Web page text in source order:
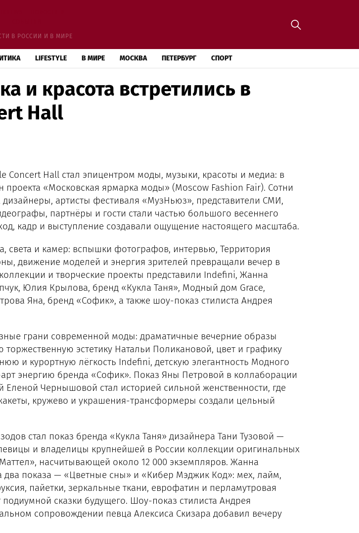
В РОССИИ И В МИРЕ
LIFESTYLE В МИРЕ МОСКВА ПЕТЕРБУРГ СПОРТ
и красота встретились в
Hall
Concert Hall стал эпицентром моды, музыки, красоты и медиа: в
проекта «Московская ярмарка моды» (Moscow Fashion Fair). Сотни
дизайнеры, артисты фестиваля «МузНьюз», представители СМИ,
партнёры и гости стали частью большого весеннего
кадр и выступление создавали ощущение настоящего масштаба.
света и камер: вспышки фотографов, интервью, Территория
движение моделей и энергия зрителей превращали вечер в
и творческие проекты представили Indefini, Жанна
Юлия Крылова, бренд «Кукла Таня», Модный дом Grace,
Яна, бренд «Софик», а также шоу-показ стилиста Андрея
грани современной моды: драматичные вечерние образы
торжественную эстетику Натальи Поликановой, цвет и графику
и курортную лёгкость Indefini, детскую элегантность Модного
энергию бренда «Софик». Показ Яны Петровой в коллаборации
Еленой Чернышовой стал историей сильной женственности, где
кружево и украшения-трансформеры создали цельный
стал показ бренда «Кукла Таня» дизайнера Тани Тузовой —
и владелицы крупнейшей в России коллекции оригинальных
насчитывающей около 12 000 экземпляров. Жанна
два показа — «Цветные сны» и «Кибер Мэджик Код»: мех, лайм,
пайетки, зеркальные ткани, еврофатин и перламутровая
сказки будущего. Шоу-показ стилиста Андрея
сопровождении певца Алексиса Скизара добавил вечеру